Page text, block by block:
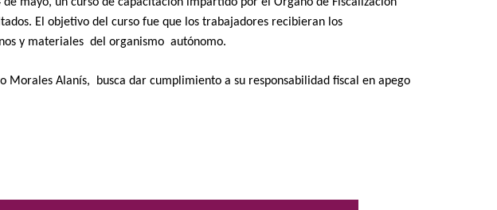
El objetivo del curso fue que los trabajadores recibieran los
y materiales del organismo autónomo.
Alanís, busca dar cumplimiento a su responsabilidad fiscal en apego